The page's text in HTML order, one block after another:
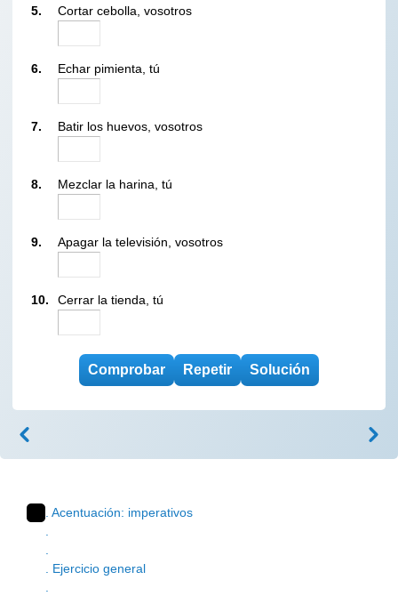
5. Cortar cebolla, vosotros
6. Echar pimienta, tú
7. Batir los huevos, vosotros
8. Mezclar la harina, tú
9. Apagar la televisión, vosotros
10. Cerrar la tienda, tú
. Acentuación: imperativos
.
.
. Ejercicio general
.